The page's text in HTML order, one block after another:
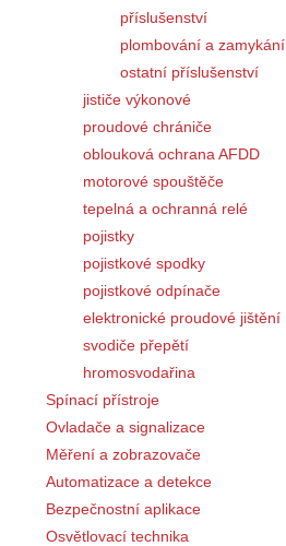
příslušenství
plombování a zamykání
ostatní příslušenství
jističe výkonové
proudové chrániče
oblouková ochrana AFDD
motorové spouštěče
tepelná a ochranná relé
pojistky
pojistkové spodky
pojistkové odpínače
elektronické proudové jištění
svodiče přepětí
hromosvodařina
Spínací přístroje
Ovladače a signalizace
Měření a zobrazovače
Automatizace a detekce
Bezpečnostní aplikace
Osvětlovací technika